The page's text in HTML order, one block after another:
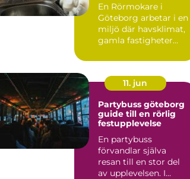
En Rörmokare i
Göteborg arbetar i en
miljö där havsklimat,
gamla fastigheter
stäl...
11. jun
Partybuss göteborg
guide till en rörlig
festupplevelse
En partybuss
förvandlar själva
resan till en stor del
av upplevelsen. I